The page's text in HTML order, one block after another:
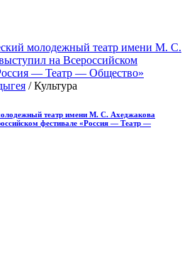
/ Культура
театр имени М. С. Ахеджакова
фестивале «Россия — Театр —